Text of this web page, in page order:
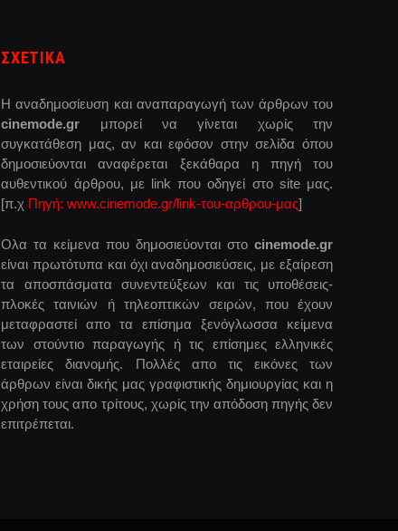
ΣΧΕΤΙΚΑ
Η αναδημοσίευση και αναπαραγωγή των άρθρων του
cinemode.gr μπορεί να γίνεται χωρίς την
συγκατάθεση μας, αν και εφόσον στην σελίδα όπου
δημοσιεύονται αναφέρεται ξεκάθαρα η πηγή του
αυθεντικού άρθρου, με link που οδηγεί στο site μας.
[π.χ Πηγή: www.cinemode.gr/link-του-αρθρου-μας]
Ολα τα κείμενα που δημοσιεύονται στο cinemode.gr
είναι πρωτότυπα και όχι αναδημοσιεύσεις, με εξαίρεση
τα αποσπάσματα συνεντεύξεων και τις υποθέσεις-
πλοκές ταινιών ή τηλεοπτικών σειρών, που έχουν
μεταφραστεί απο τα επίσημα ξενόγλωσσα κείμενα
των στούντιο παραγωγής ή τις επίσημες ελληνικές
εταιρείες διανομής. Πολλές απο τις εικόνες των
άρθρων είναι δικής μας γραφιστικής δημιουργίας και η
χρήση τους απο τρίτους, χωρίς την απόδοση πηγής δεν
επιτρέπεται.